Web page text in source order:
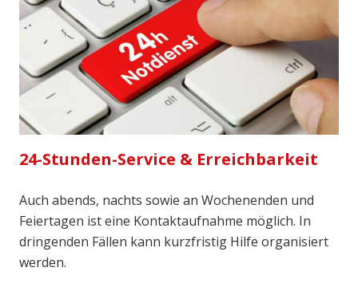
24-Stunden-Service & Erreichbarkeit
Auch abends, nachts sowie an Wochenenden und
Feiertagen ist eine Kontaktaufnahme möglich. In
dringenden Fällen kann kurzfristig Hilfe organisiert
werden.